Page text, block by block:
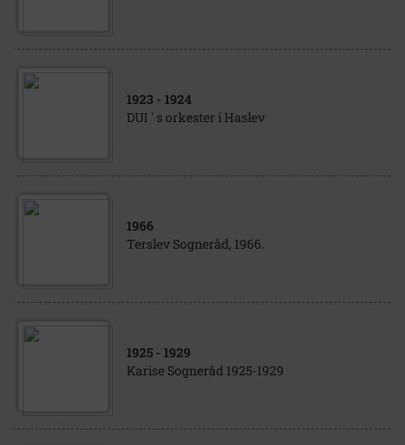
1923 - 1924
DUI ' s orkester i Haslev
1966
Terslev Sogneråd, 1966.
1925 - 1929
Karise Sogneråd 1925-1929